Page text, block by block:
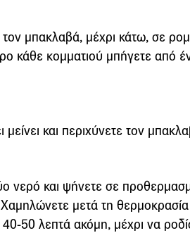
μπακλαβά, μέχρι κάτω, σε
κάθε κομματιού μπήγετε από
και περιχύνετε τον
νερό και ψήνετε σε
μετά τη
40-50 λεπτά ακόμη, μέχρι να